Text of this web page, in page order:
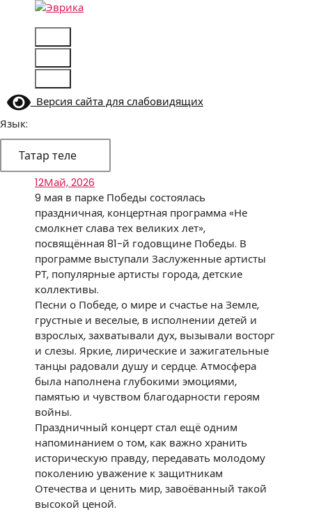
Версия сайта для слабовидящих
Язык:
Татар теле
12Май, 2026
9 мая в парке Победы состоялась
праздничная, концертная программа «Не
смолкнет слава тех великих лет»,
посвящённая 81-й годовщине Победы. В
программе выступали Заслуженные артисты
РТ, популярные артисты города, детские
коллективы.
Песни о Победе, о мире и счастье на Земле,
грустные и веселые, в исполнении детей и
взрослых, захватывали дух, вызывали восторг
и слезы. Яркие, лирические и зажигательные
танцы радовали душу и сердце. Атмосфера
была наполнена глубокими эмоциями,
памятью и чувством благодарности героям
войны.
Праздничный концерт стал ещё одним
напоминанием о том, как важно хранить
историческую правду, передавать молодому
поколению уважение к защитникам
Отечества и ценить мир, завоёванный такой
высокой ценой.